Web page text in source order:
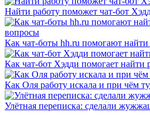
Найти работу поможет чат-бот
Как чат-боты hh.ru помогают
Как чат-бот Хэдди помогает найти
Как Оля работу искала и при чём
Улётная переписка: сделали